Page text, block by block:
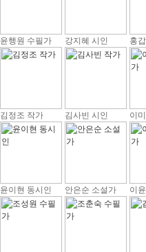
윤행원 수필가 강지혜 시인 홍
김정조 작가 김사빈 시인 이
윤이현 동시인 안은순 소설가 이